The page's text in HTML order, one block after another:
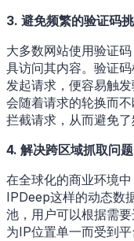
3. 避免频繁的验证码
大多数网站使用验证
具访问其内容。验证
发起请求，便容易触
会随着请求的轮换而
拦截请求，从而避免了
4. 解决跨区域抓取问题
在全球化的商业环境
IPDeep这样的动态数
池，用户可以根据需
为IP位置单一而受到平